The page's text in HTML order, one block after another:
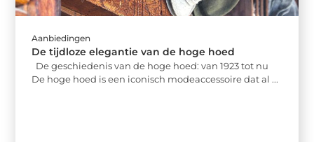
Aanbiedingen
De tijdloze elegantie van de hoge hoed
De geschiedenis van de hoge hoed: van 1923 tot nu
De hoge hoed is een iconisch modeaccessoire dat al ...